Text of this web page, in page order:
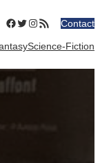
Facebook
Twitter
Instagram
Flux RSSContact
Science-Fiction